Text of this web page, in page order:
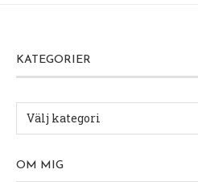
KATEGORIER
OM MIG